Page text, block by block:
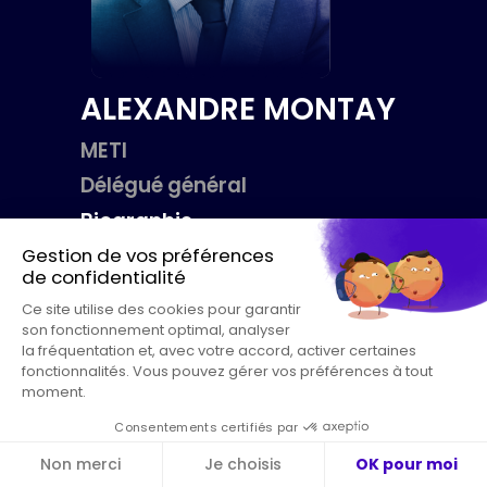
ALEXANDRE MONTAY
METI
Délégué général
Biographie
Alexandre Montay est Délégué général du
METI, l’organisation représentant les
françaises. Ancien haut fonctionnaire et
spécialiste des politiques industrielles, il a
exercé plusieurs responsabilités au sein de
cabinets ministériels et dans l’administration
porter la voix des ETI dans le débat public. Il
œuvre à renforcer la compétitivité
industrielle, l’investissement, l’innovation et